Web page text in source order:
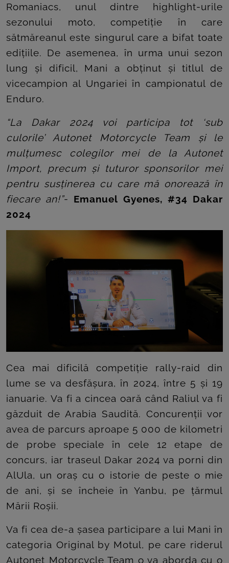
Romaniacs, unul dintre highlight-urile
sezonului moto, competiție în care
sătmăreanul este singurul care a bifat toate
edițiile. De asemenea, în urma unui sezon
lung și dificil, Mani a obținut și titlul de
vicecampion al Ungariei în campionatul de
Enduro.
“La Dakar 2024 voi participa tot ‘sub
culorile’ Autonet Motorcycle Team și le
mulțumesc colegilor mei de la Autonet
Import, precum și tuturor sponsorilor mei
pentru susținerea cu care mă onorează în
fiecare an!”- Emanuel Gyenes, #34 Dakar
2024
Cea mai dificilă competiție rally-raid din
lume se va desfășura, în 2024, între 5 și 19
ianuarie. Va fi a cincea oară când Raliul va fi
găzduit de Arabia Saudită. Concurenții vor
avea de parcurs aproape 5 000 de kilometri
de probe speciale în cele 12 etape de
concurs, iar traseul Dakar 2024 va porni din
AlUla, un oraș cu o istorie de peste o mie
de ani, și se încheie în Yanbu, pe țărmul
Mării Roșii.
Va fi cea de-a șasea participare a lui Mani în
categoria Original by Motul, pe care riderul
Autonet Motorcycle Team o va aborda cu o